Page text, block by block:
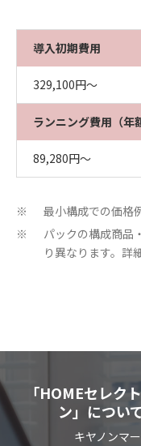
導入初期費用
329,100円～
ランニング費用（年
89,280円～
※ 最小構成での価格
※
パックの構成商品
り異なります。詳
「HOMEセレク
ン」につい
キヤノンマ